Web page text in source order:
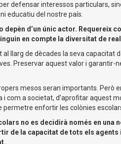
defensar interessos particulars,
educatiu del nostre país.
depèn d’un únic actor. Requereix
en compte la diversitat de
al llarg de dècades la seva
Preservar aquest valor i garantir-
mesos seran importants.
com a societat, d’aprofitar aquest
permetre enfortir les colònies
no es decidirà només en una
de la capacitat de tots els